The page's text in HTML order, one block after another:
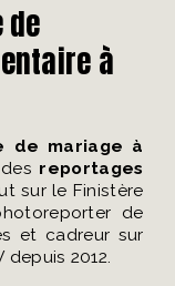
de
à
de mariage à
reportages
sur le Finistère
de
et cadreur sur
2012.